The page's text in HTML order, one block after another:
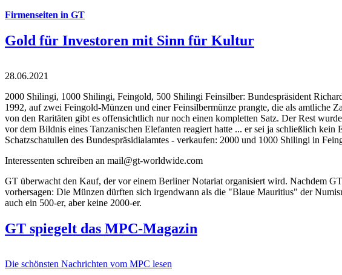
Firmenseiten in GT
Gold für Investoren mit Sinn für Kultur
28.06.2021
2000 Shilingi, 1000 Shilingi, Feingold, 500 Shilingi Feinsilber: Bundespräsident
1992, auf zwei Feingold-Münzen und einer Feinsilbermünze prangte, die als amtliche
von den Raritäten gibt es offensichtlich nur noch einen kompletten Satz. Der Rest
vor dem Bildnis eines Tanzanischen Elefanten reagiert hatte ... er sei ja schließlich
Schatzschatullen des Bundespräsidialamtes - verkaufen: 2000 und 1000 Shilingi in
Interessenten schreiben an mail@gt-worldwide.com
GT überwacht den Kauf, der vor einem Berliner Notariat organisiert wird. Nachdem
vorhersagen: Die Münzen dürften sich irgendwann als die "Blaue Mauritius" der
auch ein 500-er, aber keine 2000-er.
GT spiegelt das MPC-Magazin
Die schönsten Nachrichten vom MPC lesen